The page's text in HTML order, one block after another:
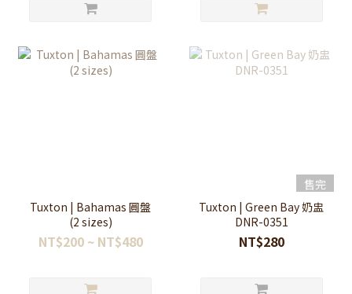
Tuxton | Bahamas 圓盤
(2 sizes)
NT$200 ~ NT$480
售完
Tuxton | Green Bay 奶盅
DNR-0351
NT$280